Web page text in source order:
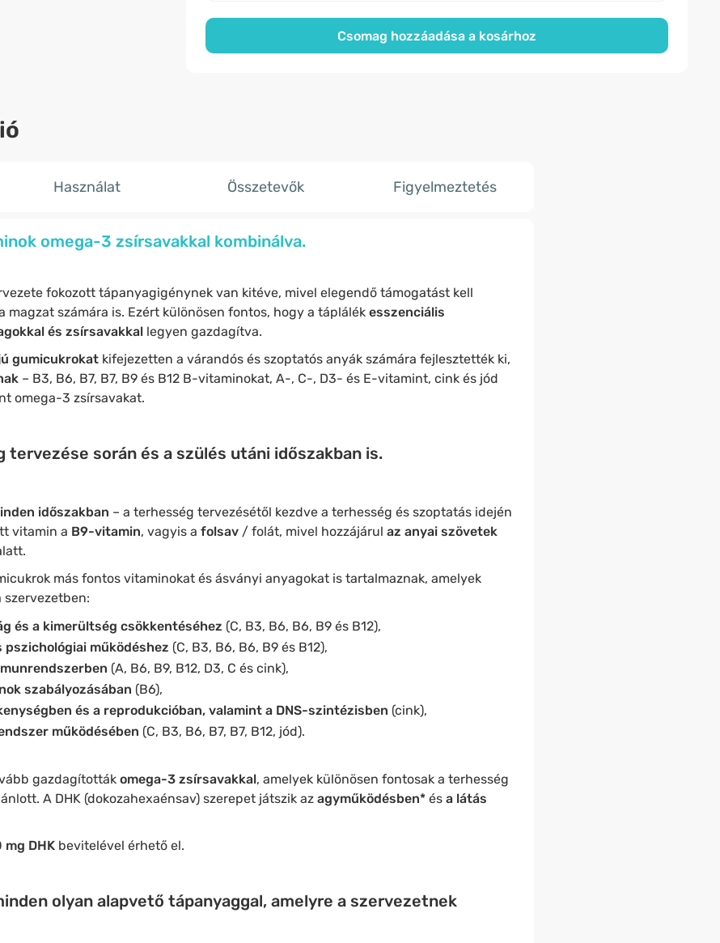
Csomag hozzáadása a kosárhoz
Használat Összetevők Figyelmeztetés
omega-3 zsírsavakkal kombinálva.
fokozott tápanyagigénynek van kitéve, mivel elegendő támogatást kell
magzat számára is. Ezért különösen fontos, hogy a táplálékesszenciális
és zsírsavakkallegyen gazdagítva.
gumicukrokat kifejezetten a várandós és szoptatós anyák számára fejlesztették ki,
– B3, B6, B7, B7, B9 és B12 B-vitaminokat, A-, C-, D3- és E-vitamint, cink és jód
omega-3 zsírsavakat.
tervezése során és a szülés utáni időszakban is.
időszakban – a terhesség tervezésétől kezdve a terhesség és szoptatás idején
vitamin a B9-vitamin, vagyis a folsav / folát, mivel hozzájárul az anyai szövetek
más fontos vitaminokat és ásványi anyagokat is tartalmaznak, amelyek
szervezetben:
és a kimerültség csökkentéséhez (C, B3, B6, B6, B9 és B12),
pszichológiai működéshez (C, B3, B6, B6, B9 és B12),
(A, B6, B9, B12, D3, C és cink),
szabályozásában (B6),
és a reprodukcióban, valamint a DNS-szintézisben (cink),
működésében (C, B3, B6, B7, B7, B12, jód).
gazdagították omega-3 zsírsavakkal, amelyek különösen fontosak a terhesség
A DHK (dokozahexaénsav) szerepet játszik azagyműködésben* és a látás
mg DHKbevitelével érhető el.
olyan alapvető tápanyaggal, amelyre a szervezetnek